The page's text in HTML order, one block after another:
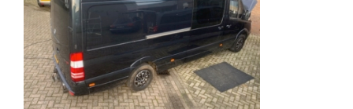
montage